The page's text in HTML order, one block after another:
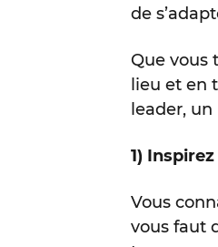
de
Que vous
lieu et en
leader,
1)
Vous
vous faut